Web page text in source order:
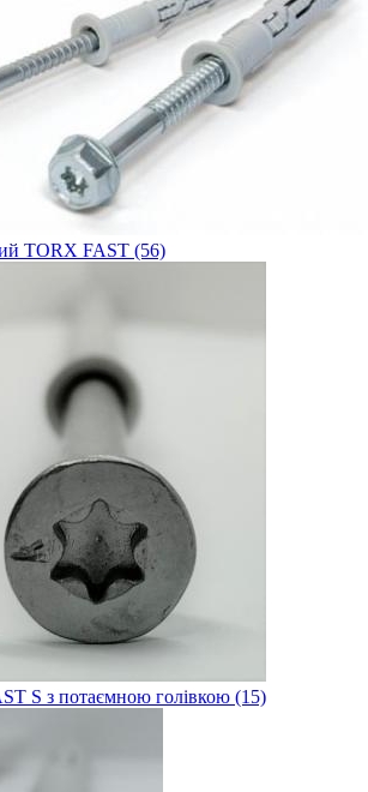
TORX FAST (56)
S з потаємною голівкою (15)